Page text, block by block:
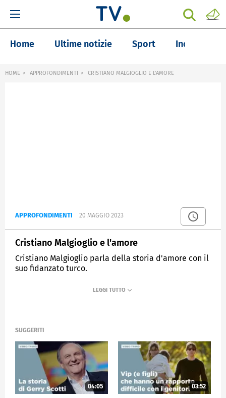
Home Ultime notizie Sport Inchieste
HOME APPROFONDIMENTI CRISTIANO MALGIOGLIO E L'AMORE
APPROFONDIMENTI 20 MAGGIO 2023
Cristiano Malgioglio e l'amore
Cristiano Malgioglio parla della storia d'amore con il
suo fidanzato turco.
VERISSIMO
SUGGERITI
04:05 03:52